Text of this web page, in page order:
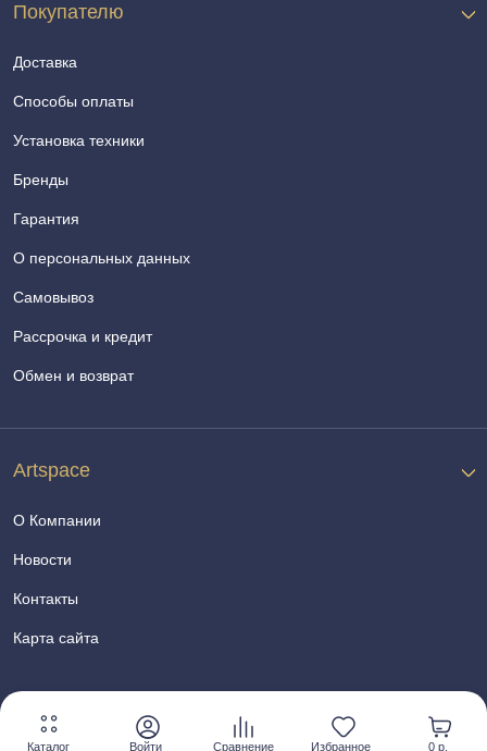
Каталог Войти Сравнение Избранное 0 р.
Покупателю
Доставка
Способы оплаты
Установка техники
Бренды
Гарантия
О персональных данных
Самовывоз
Рассрочка и кредит
Обмен и возврат
Artspace
О Компании
Новости
Контакты
Карта сайта